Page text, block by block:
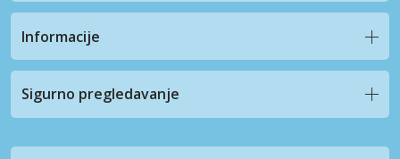
Informacije
Sigurno pregledavanje